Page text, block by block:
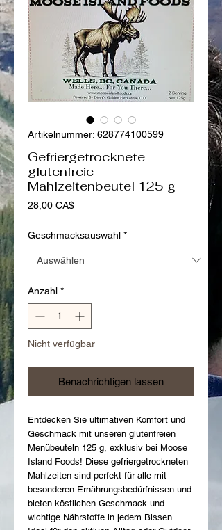
Artikelnummer: 628774100599
Gefriergetrocknete
glutenfreie
Mahlzeitenbeutel 125 g
28,00 CA$Preis
Geschmacksauswahl *
Anzahl *
Nicht verfügbar
Benachrichtigen lassen
Entdecken Sie ultimativen Komfort und
Geschmack mit unseren glutenfreien
Menübeuteln 125 g, exklusiv bei Moose
Island Foods! Diese gefriergetrockneten
Mahlzeiten sind perfekt für alle mit
besonderen Ernährungsbedürfnissen und
bieten köstlichen Geschmack und
wichtige Nährstoffe in jedem Bissen.